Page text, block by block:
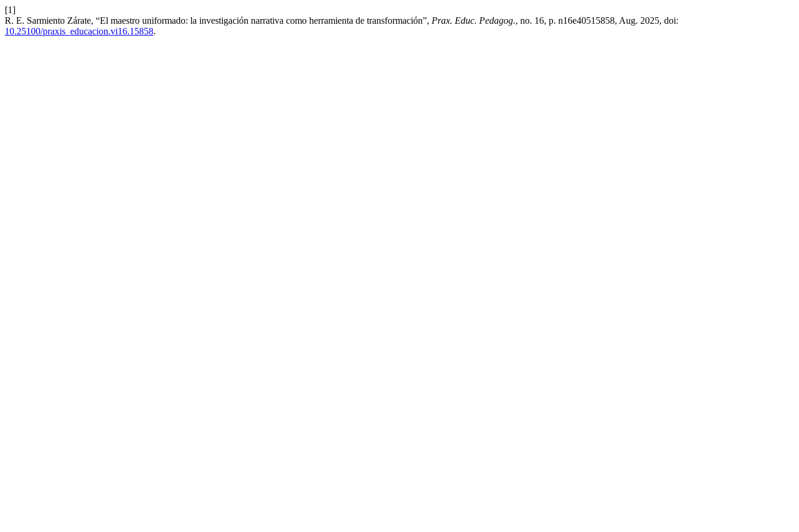
[1]
R. E. Sarmiento Zárate, “El maestro uniformado: la investigación narrativa como herramienta de transformación”, Prax. Educ. Pedagog., no. 16, p. n16e40515858, Aug. 2025, doi:
10.25100/praxis_educacion.vi16.15858.